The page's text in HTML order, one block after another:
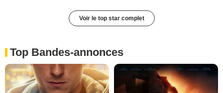
Voir le top star complet
Top Bandes-annonces